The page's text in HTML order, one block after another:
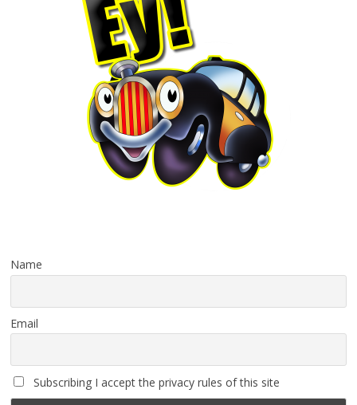
Name
Email
Subscribing I accept the privacy rules of this site